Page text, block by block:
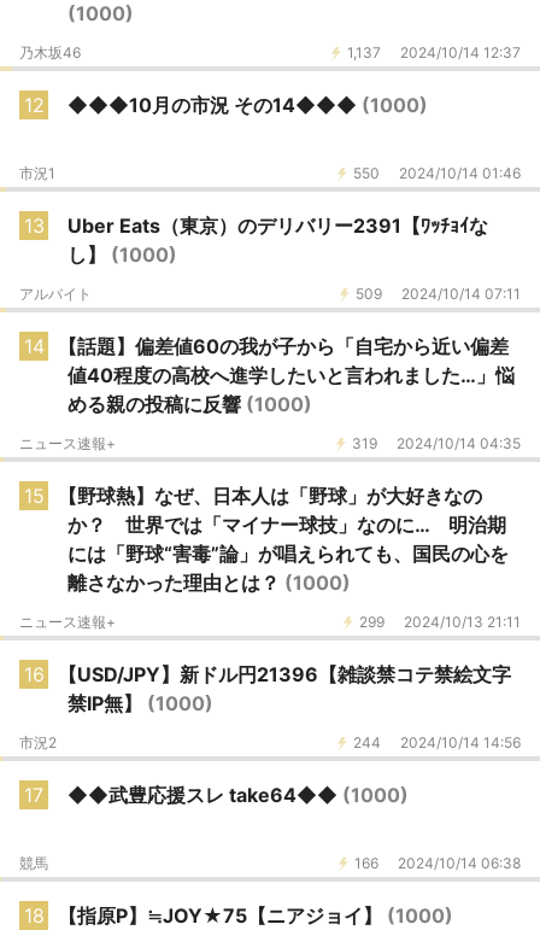
(1000)
1,137 2024/10/14 12:37
乃木坂46
12 ◆◆◆10月の市況 その14◆◆◆ (1000)
550 2024/10/14 01:46
市況1
13
Uber Eats（東京）のデリバリー2391【ﾜｯﾁｮｲな
し】 (1000)
509 2024/10/14 07:11
アルバイト
14
【話題】偏差値60の我が子から「自宅から近い偏差
値40程度の高校へ進学したいと言われました…」悩
める親の投稿に反響 (1000)
319 2024/10/14 04:35
ニュース速報+
15
【野球熱】なぜ、日本人は「野球」が大好きなの
か？ 世界では「マイナー球技」なのに… 明治期
には「野球“害毒”論」が唱えられても、国民の心を
離さなかった理由とは？ (1000)
299 2024/10/13 21:11
ニュース速報+
16
【USD/JPY】新ドル円21396【雑談禁コテ禁絵文字
禁IP無】 (1000)
244 2024/10/14 14:56
市況2
17 ◆◆武豊応援スレ take64◆◆ (1000)
166 2024/10/14 06:38
競馬
18 【指原P】≒JOY★75【ニアジョイ】 (1000)